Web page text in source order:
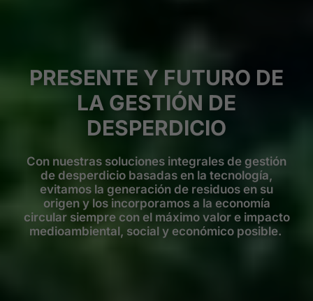
PRESENTE Y FUTURO DE
LA GESTIÓN DE
DESPERDICIO
Con nuestras soluciones integrales de gestión
de desperdicio basadas en la tecnología,
evitamos la generación de residuos en su
origen y los incorporamos a la economía
circular siempre con el máximo valor e impacto
medioambiental, social y económico posible. ​